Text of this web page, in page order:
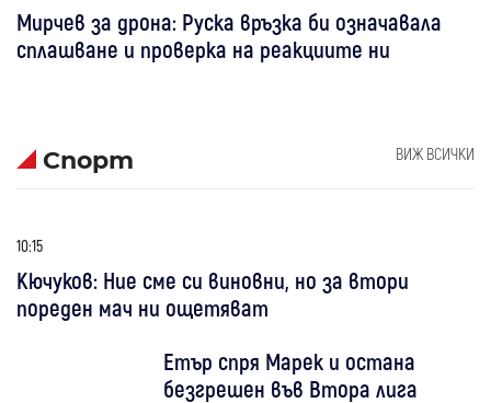
Мирчев за дрона: Руска връзка би означавала
сплашване и проверка на реакциите ни
Спорт ВИЖ ВСИЧКИ
10:15
Кючуков: Ние сме си виновни, но за втори
пореден мач ни ощетяват
Етър спря Марек и остана
безгрешен във Втора лига